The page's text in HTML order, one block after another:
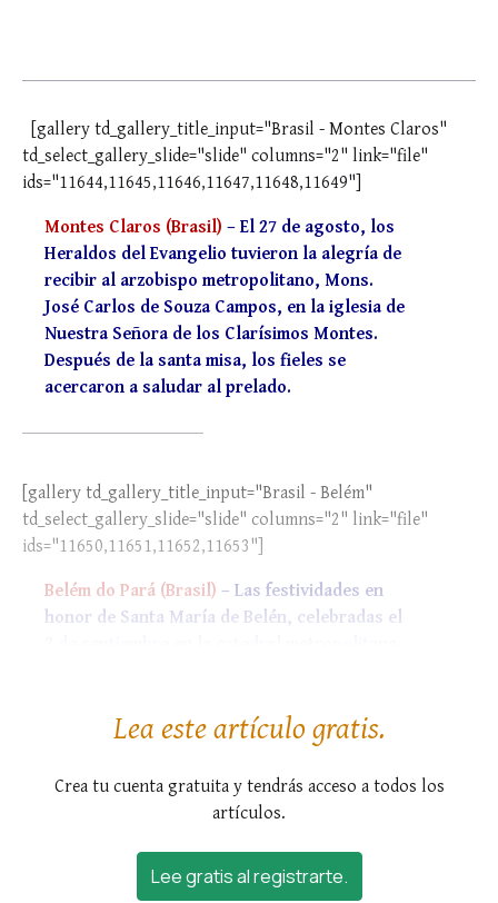
[gallery td_gallery_title_input="Brasil - Montes Claros"
td_select_gallery_slide="slide" columns="2" link="file"
ids="11644,11645,11646,11647,11648,11649"]
Montes Claros (Brasil) – El 27 de agosto, los
Heraldos del Evangelio tuvieron la alegría de
recibir al arzobispo metropolitano, Mons.
José Carlos de Souza Campos, en la iglesia de
Nuestra Señora de los Clarísimos Montes.
Después de la santa misa, los fieles se
acercaron a saludar al prelado.
[gallery td_gallery_title_input="Brasil - Belém"
td_select_gallery_slide="slide" columns="2" link="file"
ids="11650,11651,11652,11653"]
Belém do Pará (Brasil) – Las festividades en
honor de Santa María de Belén, celebradas el
Lea este artículo gratis.
Crea tu cuenta gratuita y tendrás acceso a todos los
artículos.
Lee gratis al registrarte.